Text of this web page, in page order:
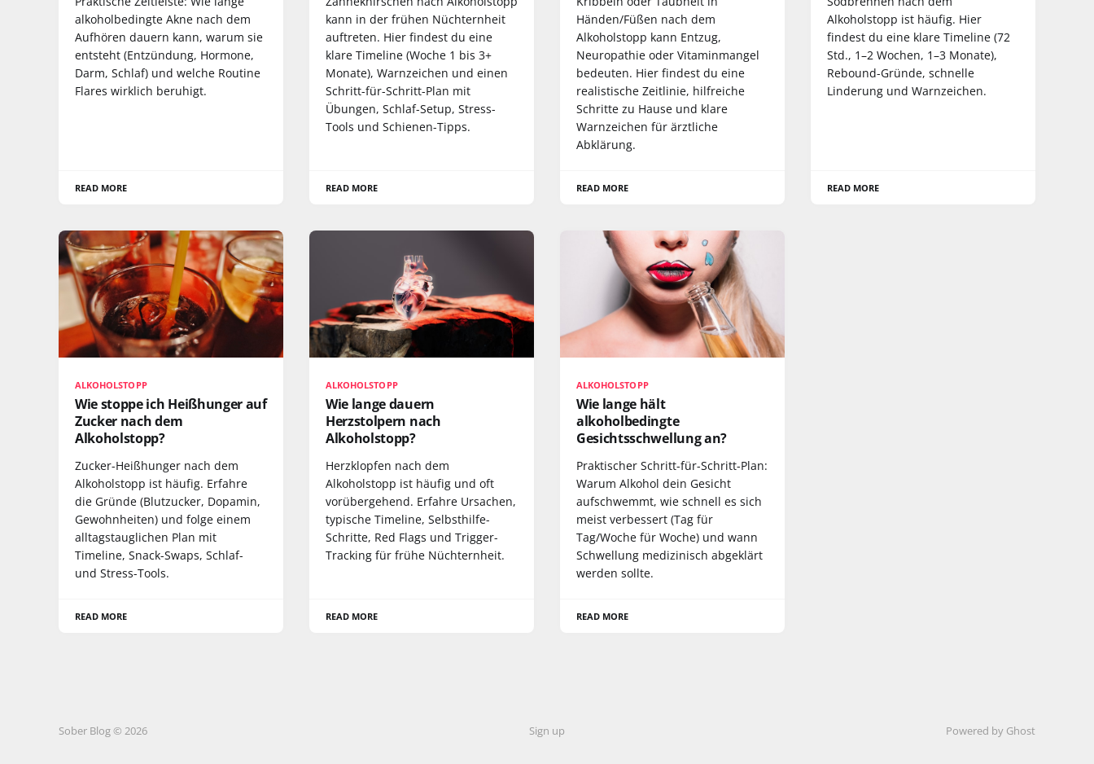
alkoholbedingte Akne nach dem
Aufhören dauern kann, warum sie
entsteht (Entzündung, Hormone,
Darm, Schlaf) und welche Routine
Flares wirklich beruhigt.
READ MORE
kann in der frühen Nüchternheit
auftreten. Hier findest du eine
klare Timeline (Woche 1 bis 3+
Monate), Warnzeichen und einen
Schritt-für-Schritt-Plan mit
Übungen, Schlaf-Setup, Stress-
Tools und Schienen-Tipps.
READ MORE
Händen/Füßen nach dem
Alkoholstopp kann Entzug,
Neuropathie oder Vitaminmangel
bedeuten. Hier findest du eine
realistische Zeitlinie, hilfreiche
Schritte zu Hause und klare
Warnzeichen für ärztliche
Abklärung.
READ MORE
Alkoholstopp ist häufig. Hier
findest du eine klare Timeline (72
Std., 1–2 Wochen, 1–3 Monate),
Rebound-Gründe, schnelle
Linderung und Warnzeichen.
READ MORE
ALKOHOLSTOPP
Wie stoppe ich Heißhunger auf
Zucker nach dem
Alkoholstopp?
Zucker-Heißhunger nach dem
Alkoholstopp ist häufig. Erfahre
die Gründe (Blutzucker, Dopamin,
Gewohnheiten) und folge einem
alltagstauglichen Plan mit
Timeline, Snack-Swaps, Schlaf-
und Stress-Tools.
READ MORE
ALKOHOLSTOPP
Wie lange dauern
Herzstolpern nach
Alkoholstopp?
Herzklopfen nach dem
Alkoholstopp ist häufig und oft
vorübergehend. Erfahre Ursachen,
typische Timeline, Selbsthilfe-
Schritte, Red Flags und Trigger-
Tracking für frühe Nüchternheit.
READ MORE
ALKOHOLSTOPP
Wie lange hält
alkoholbedingte
Gesichtsschwellung an?
Praktischer Schritt-für-Schritt-Plan:
Warum Alkohol dein Gesicht
aufschwemmt, wie schnell es sich
meist verbessert (Tag für
Tag/Woche für Woche) und wann
Schwellung medizinisch abgeklärt
werden sollte.
READ MORE
Sober Blog © 2026 Sign up Powered by Ghost